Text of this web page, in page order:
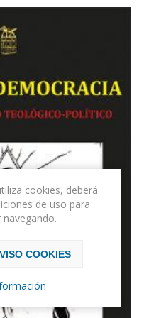
cookies, deberá
de uso para
COOKIES